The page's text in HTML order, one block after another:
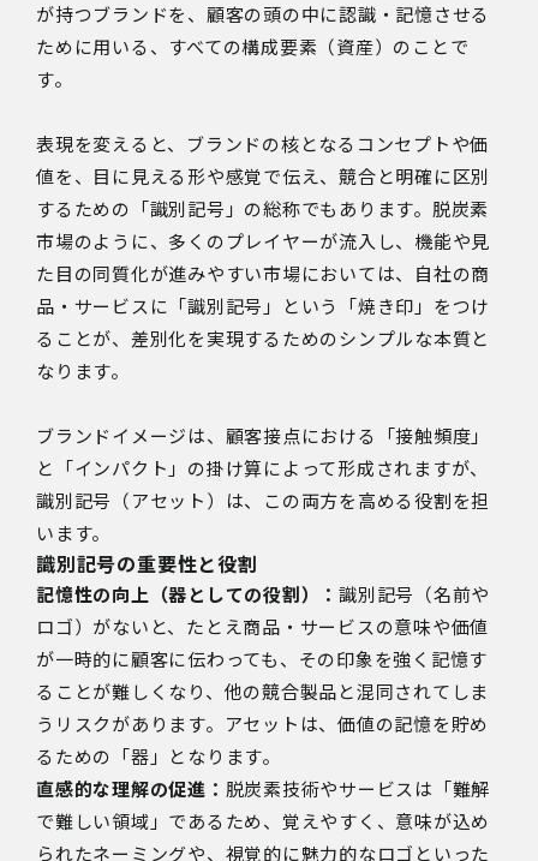
が持つブランドを、顧客の頭の中に認識・記憶させる
ために用いる、すべての構成要素（資産）のことで
す。
表現を変えると、ブランドの核となるコンセプトや価
値を、目に見える形や感覚で伝え、競合と明確に区別
するための「識別記号」の総称でもあります。脱炭素
市場のように、多くのプレイヤーが流入し、機能や見
た目の同質化が進みやすい市場においては、自社の商
品・サービスに「識別記号」という「焼き印」をつけ
ることが、差別化を実現するためのシンプルな本質と
なります。
ブランドイメージは、顧客接点における「接触頻度」
と「インパクト」の掛け算によって形成されますが、
識別記号（アセット）は、この両方を高める役割を担
います。
識別記号の重要性と役割
記憶性の向上（器としての役割）： 識別記号（名前や
ロゴ）がないと、たとえ商品・サービスの意味や価値
が一時的に顧客に伝わっても、その印象を強く記憶す
ることが難しくなり、他の競合製品と混同されてしま
うリスクがあります。アセットは、価値の記憶を貯め
るための「器」となります。
直感的な理解の促進： 脱炭素技術やサービスは「難解
で難しい領域」であるため、覚えやすく、意味が込め
られたネーミングや、視覚的に魅力的なロゴといった